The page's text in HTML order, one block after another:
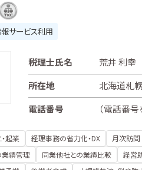
サービス利用
税理士氏名
荒井 利幸
所在地
北海道札
電話番号
（電話番号
起業 経理事務の省力化・DX 月次訪問
績管理
同業他社との業績比較 経営